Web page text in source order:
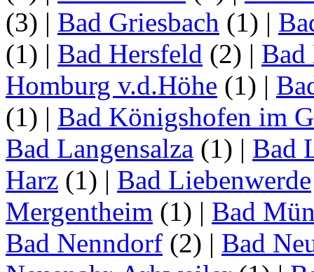
(3) | Bad Griesbach (1) |
(1) | Bad Hersfeld (2) | Bad
Homburg v.d.Höhe (1) |
(1) | Bad Königshofen im
Bad Langensalza (1) | Bad
Harz (1) | Bad Liebenwerde
Mergentheim (1) | Bad
Bad Nenndorf (2) | Bad